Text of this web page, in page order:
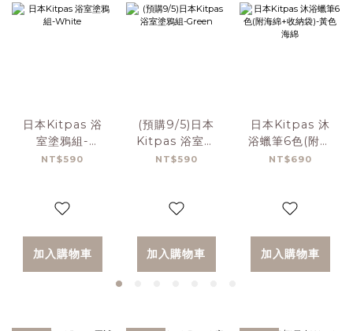
日本Kitpas 浴
室塗鴉組-
White
NT$590
加入購物車
(預購9/5)日本
Kitpas 浴室塗
鴉組-Green
NT$590
加入購物車
日本Kitpas 沐
浴蠟筆6色(附海
綿+收納袋)-黃色
NT$690
加入購物車